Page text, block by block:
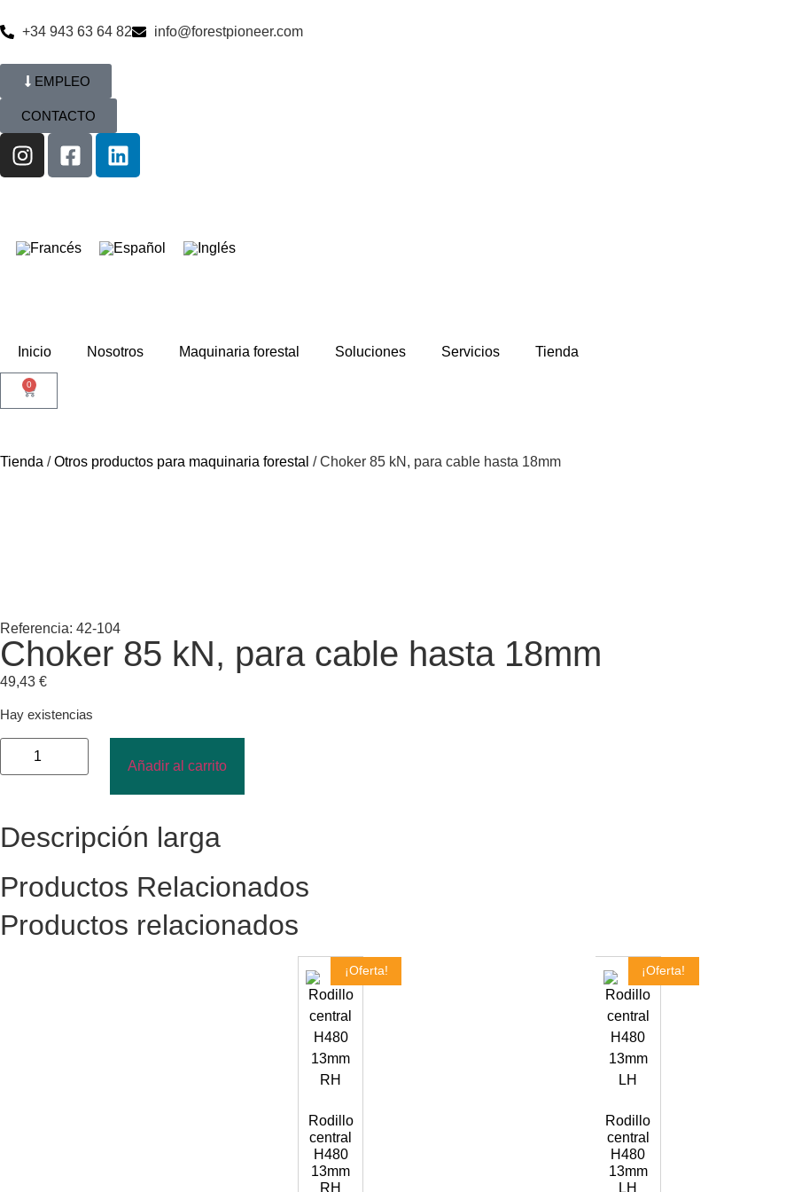
+34 943 63 64 82 info@forestpioneer.com
EMPLEO
CONTACTO
Inicio Nosotros Maquinaria forestal Soluciones Servicios Tienda
0
Tienda /Otros productos para maquinaria forestal / Choker 85 kN, para cable hasta 18mm
Referencia: 42-104
Choker 85 kN, para cable hasta 18mm
49,43 €
Hay existencias
Añadir al carrito
Descripción larga
Productos Relacionados
Productos relacionados
¡Oferta!
Rodillo
central
H480
13mm
RH
¡Oferta!
Rodillo
central
H480
13mm
LH